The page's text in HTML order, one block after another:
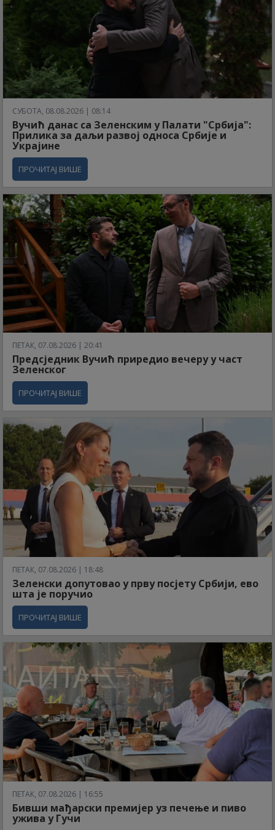
СУБОТА, 08.08.2026 | 08:14
Вучић данас са Зеленским у Палати "Србија":
Прилика за даљи развој односа Србије и
Украјине
ПРОЧИТАЈ ВИШЕ
ПЕТАК, 07.08.2026 | 20:41
Предсједник Вучић приредио вечеру у част
Зеленског
ПРОЧИТАЈ ВИШЕ
ПЕТАК, 07.08.2026 | 18:48
Зеленски допутовао у прву посјету Србији, ево
шта је поручио
ПРОЧИТАЈ ВИШЕ
ПЕТАК, 07.08.2026 | 16:55
Бивши мађарски премијер уз печење и пиво
ужива у Гучи